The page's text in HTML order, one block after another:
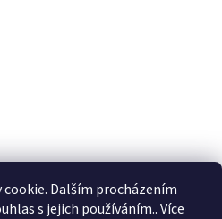
Dalším procházením
s jejich používáním.. Více
vody